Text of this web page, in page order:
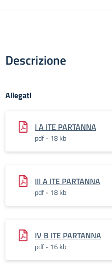
Descrizione
Allegati
I A ITE PARTANNA
pdf - 18 kb
III A ITE PARTANNA
pdf - 18 kb
IV B ITE PARTANNA
pdf - 16 kb